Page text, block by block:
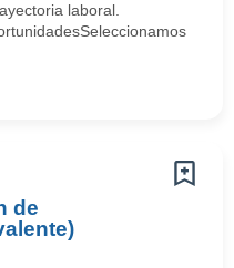
laboral.
de